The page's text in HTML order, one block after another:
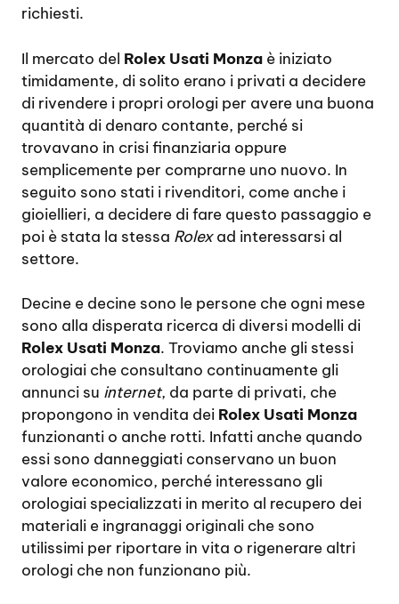
richiesti.
Il mercato del Rolex Usati Monza è iniziato
timidamente, di solito erano i privati a decidere
di rivendere i propri orologi per avere una buona
quantità di denaro contante, perché si
trovavano in crisi finanziaria oppure
semplicemente per comprarne uno nuovo. In
seguito sono stati i rivenditori, come anche i
gioiellieri, a decidere di fare questo passaggio e
poi è stata la stessa Rolexad interessarsi al
settore.
Decine e decine sono le persone che ogni mese
sono alla disperata ricerca di diversi modelli di
Rolex Usati Monza. Troviamo anche gli stessi
orologiai che consultano continuamente gli
annunci su internet, da parte di privati, che
propongono in vendita dei Rolex Usati Monza
funzionanti o anche rotti. Infatti anche quando
essi sono danneggiati conservano un buon
valore economico, perché interessano gli
orologiai specializzati in merito al recupero dei
materiali e ingranaggi originali che sono
utilissimi per riportare in vita o rigenerare altri
orologi che non funzionano più.